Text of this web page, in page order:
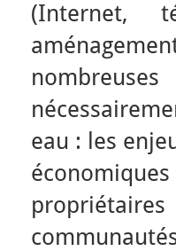
(Internet,
eau : les